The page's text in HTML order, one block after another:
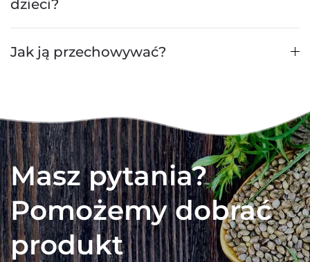
dzieci?
Jak ją przechowywać?
Masz pytania?
Pomożemy dobrać
produkt